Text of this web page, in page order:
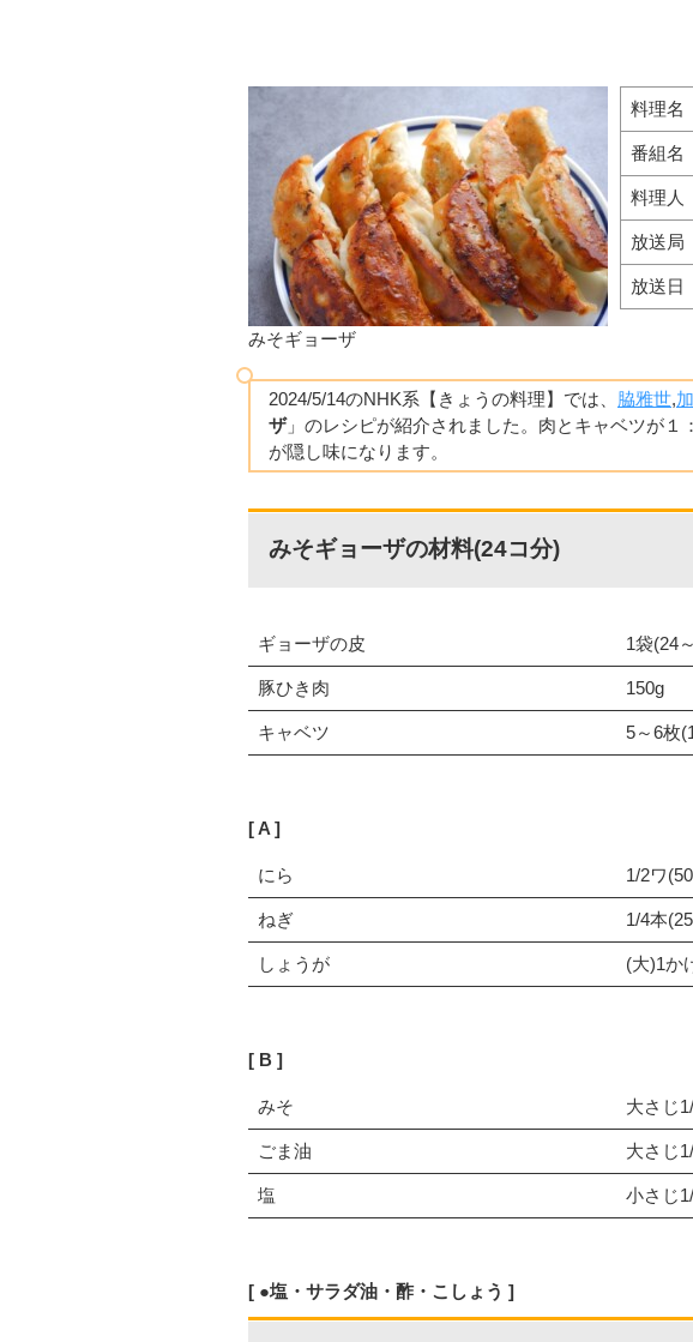
みそギョーザ
料理名
番組名
料理人
放送局
放送日
2024/5/14のNHK系【きょうの料理】では、 脇雅世,
ザ」のレシピが紹介されました。肉とキャベツが１
が隠し味になります。
みそギョーザの材料(24コ分)
ギョーザの皮 1袋(24
豚ひき肉 150g
キャベツ 5～6枚
A
にら 1/2ワ
ねぎ 1/4本
しょうが (大)1か
B
みそ 大さじ
ごま油 大さじ
塩 小さじ
●塩・サラダ油・酢・こしょう